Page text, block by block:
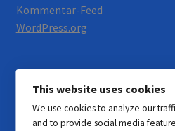
Kommentar-Feed
WordPress.org
© Motorrad Neumann 2026
This website uses cookies
We use cookies to analyze our
and to provide social media